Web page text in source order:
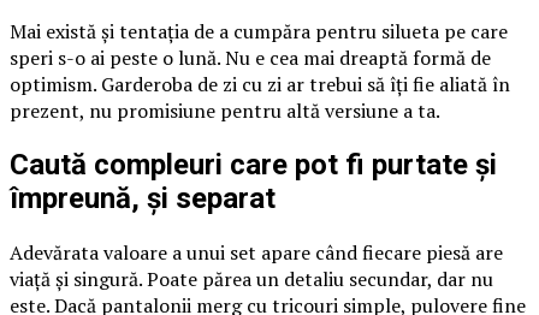
Mai există și tentația de a cumpăra pentru silueta pe care
speri s-o ai peste o lună. Nu e cea mai dreaptă formă de
optimism. Garderoba de zi cu zi ar trebui să îți fie aliată în
prezent, nu promisiune pentru altă versiune a ta.
Caută compleuri care pot fi purtate și
împreună, și separat
Adevărata valoare a unui set apare când fiecare piesă are
viață și singură. Poate părea un detaliu secundar, dar nu
este. Dacă pantalonii merg cu tricouri simple, pulovere fine